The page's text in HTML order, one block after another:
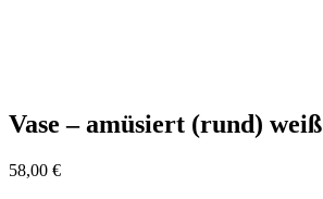
Vase – amüsiert (rund) weiß
58,00 €